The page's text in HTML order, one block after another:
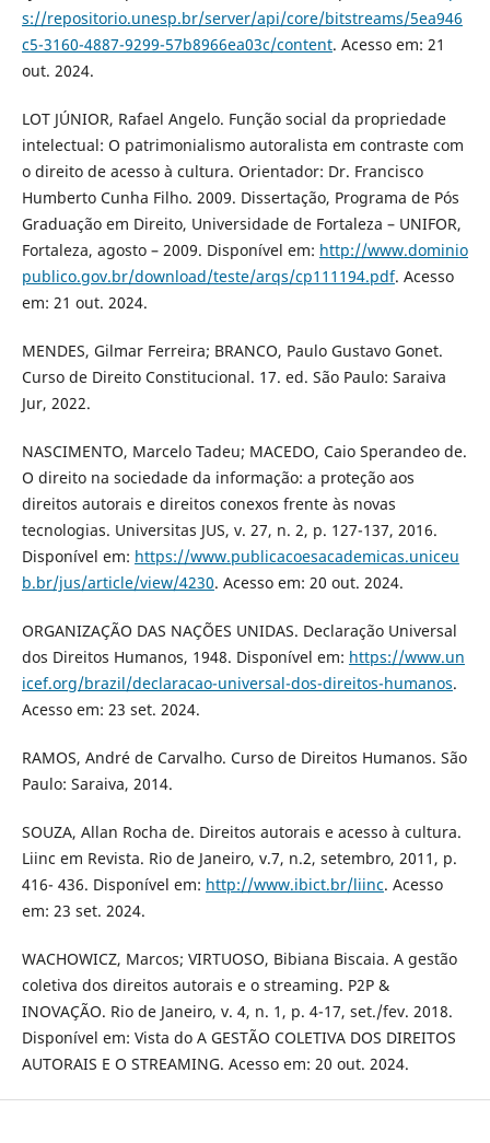
s://repositorio.unesp.br/server/api/core/bitstreams/5ea946
c5-3160-4887-9299-57b8966ea03c/content. Acesso em: 21
out. 2024.
LOT JÚNIOR, Rafael Angelo. Função social da propriedade
intelectual: O patrimonialismo autoralista em contraste com
o direito de acesso à cultura. Orientador: Dr. Francisco
Humberto Cunha Filho. 2009. Dissertação, Programa de Pós
Graduação em Direito, Universidade de Fortaleza – UNIFOR,
Fortaleza, agosto – 2009. Disponível em: http://www.dominio
publico.gov.br/download/teste/arqs/cp111194.pdf. Acesso
em: 21 out. 2024.
MENDES, Gilmar Ferreira; BRANCO, Paulo Gustavo Gonet.
Curso de Direito Constitucional. 17. ed. São Paulo: Saraiva
Jur, 2022.
NASCIMENTO, Marcelo Tadeu; MACEDO, Caio Sperandeo de.
O direito na sociedade da informação: a proteção aos
direitos autorais e direitos conexos frente às novas
tecnologias. Universitas JUS, v. 27, n. 2, p. 127-137, 2016.
Disponível em: https://www.publicacoesacademicas.uniceu
b.br/jus/article/view/4230. Acesso em: 20 out. 2024.
ORGANIZAÇÃO DAS NAÇÕES UNIDAS. Declaração Universal
dos Direitos Humanos, 1948. Disponível em: https://www.un
icef.org/brazil/declaracao-universal-dos-direitos-humanos.
Acesso em: 23 set. 2024.
RAMOS, André de Carvalho. Curso de Direitos Humanos. São
Paulo: Saraiva, 2014.
SOUZA, Allan Rocha de. Direitos autorais e acesso à cultura.
Liinc em Revista. Rio de Janeiro, v.7, n.2, setembro, 2011, p.
416- 436. Disponível em: http://www.ibict.br/liinc. Acesso
em: 23 set. 2024.
WACHOWICZ, Marcos; VIRTUOSO, Bibiana Biscaia. A gestão
coletiva dos direitos autorais e o streaming. P2P &
INOVAÇÃO. Rio de Janeiro, v. 4, n. 1, p. 4-17, set./fev. 2018.
Disponível em: Vista do A GESTÃO COLETIVA DOS DIREITOS
AUTORAIS E O STREAMING. Acesso em: 20 out. 2024.